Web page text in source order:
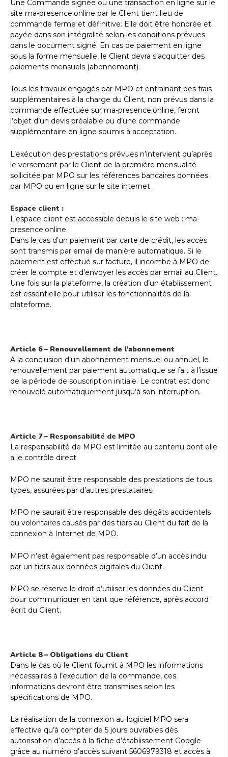
Une Commande signée ou une transaction en ligne sur le
site ma-presence.online par le Client tient lieu de
commande ferme et définitive. Elle doit être honorée et
payée dans son intégralité selon les conditions prévues
dans le document signé. En cas de paiement en ligne
sous la forme mensuelle, le Client devra s’acquitter des
paiements mensuels (abonnement).
Tous les travaux engagés par MPO et entrainant des frais
supplémentaires à la charge du Client, non prévus dans la
commande effectuée sur ma-presence.online, feront
l’objet d’un devis préalable ou d’une commande
supplémentaire en ligne soumis à acceptation.
L’exécution des prestations prévues n’intervient qu’après
le versement par le Client de la première mensualité
sollicitée par MPO sur les références bancaires données
par MPO ou en ligne sur le site internet.
Espace client :
L’espace client est accessible depuis le site web : ma-
presence.online.
Dans le cas d’un paiement par carte de crédit, les accès
sont transmis par email de manière automatique. Si le
paiement est effectué sur facture, il incombe à MPO de
créer le compte et d’envoyer les accès par email au Client.
Une fois sur la plateforme, la création d’un établissement
est essentielle pour utiliser les fonctionnalités de la
plateforme.
Article 6 – Renouvellement de l’abonnement
A la conclusion d’un abonnement mensuel ou annuel, le
renouvellement par paiement automatique se fait à l’issue
de la période de souscription initiale. Le contrat est donc
renouvelé automatiquement jusqu’à son interruption.
Article 7 – Responsabilité de MPO
La responsabilité de MPO est limitée au contenu dont elle
a le contrôle direct.
MPO ne saurait être responsable des prestations de tous
types, assurées par d’autres prestataires.
MPO ne saurait être responsable des dégâts accidentels
ou volontaires causés par des tiers au Client du fait de la
connexion à Internet de MPO.
MPO n’est également pas responsable d’un accès indu
par un tiers aux données digitales du Client.
MPO se réserve le droit d’utiliser les données du Client
pour communiquer en tant que référence, après accord
écrit du Client.
Article 8 – Obligations du Client
Dans le cas où le Client fournit à MPO les informations
nécessaires à l’exécution de la commande, ces
informations devront être transmises selon les
spécifications de MPO.
La réalisation de la connexion au logiciel MPO sera
effective qu’à compter de 5 jours ouvrables dès
autorisation d’accès à la fiche d’établissement Google
grâce au numéro d’accès suivant 5606979318 et accès à